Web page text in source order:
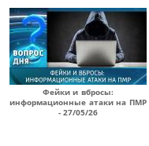
Фейки и вбросы:
информационные атаки на ПМР
- 27/05/26